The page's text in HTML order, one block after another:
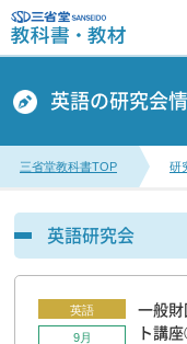
英語の研究会
三省堂教科書TOP 研
英語研究会
英語
9月
一般
ト講